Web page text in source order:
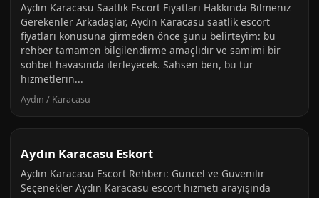
Aydın Karacasu Saatlik Escort Fiyatları Hakkında Bilmeniz
Gerekenler Arkadaşlar, Aydın Karacasu saatlik escort
fiyatları konusuna girmeden önce şunu belirteyim: bu
rehber tamamen bilgilendirme amaçlıdır ve samimi bir
sohbet havasında ilerleyecek. Sahsen ben, bu tür
hizmetlerin...
Aydın / Karacasu
Aydın Karacasu Eskort
Aydın Karacasu Escort Rehberi: Güncel ve Güvenilir
Seçenekler Aydın Karacasu escort hizmeti arayışında